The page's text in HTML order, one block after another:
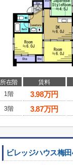
所在階 賃料
1階
3.98万円
3階
3.87万円
ビレッジハウス梅